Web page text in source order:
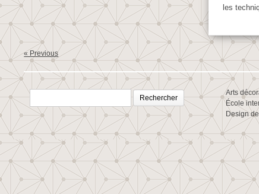
les
« Previous
Rechercher :
Arts
École
Design